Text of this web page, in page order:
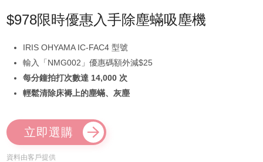
$978限時優惠入手除塵蟎吸塵機
IRIS OHYAMA IC-FAC4 型號
輸入「NMG002」優惠碼額外減$25
每分鐘拍打次數達 14,000 次
輕鬆清除床褥上的塵蟎、灰塵
立即選購
資料由客戶提供